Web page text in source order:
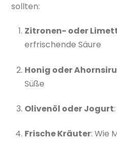
sollten:
Zitronen- oder
erfrischende Säure
Honig oder
Süße
Olivenöl oder Jogurt
Frische Kräuter: Wie